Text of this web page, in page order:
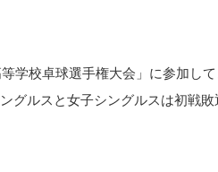
学校卓球選手権大会」に参加し
グルスと女子シングルスは初戦敗